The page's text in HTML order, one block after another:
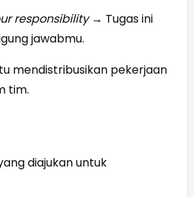
responsibility → Tugas ini
jawabmu.
mendistribusikan pekerjaan
tim.
diajukan untuk